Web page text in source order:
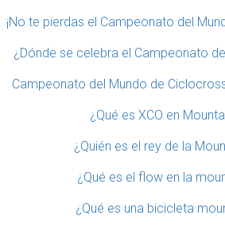
¡No te pierdas el Campeonato del
¿Dónde se celebra el Campeonato
Campeonato del Mundo de
¿Qué es XCO en
¿Quién es el rey de la
¿Qué es el flow en la
¿Qué es una bicicleta